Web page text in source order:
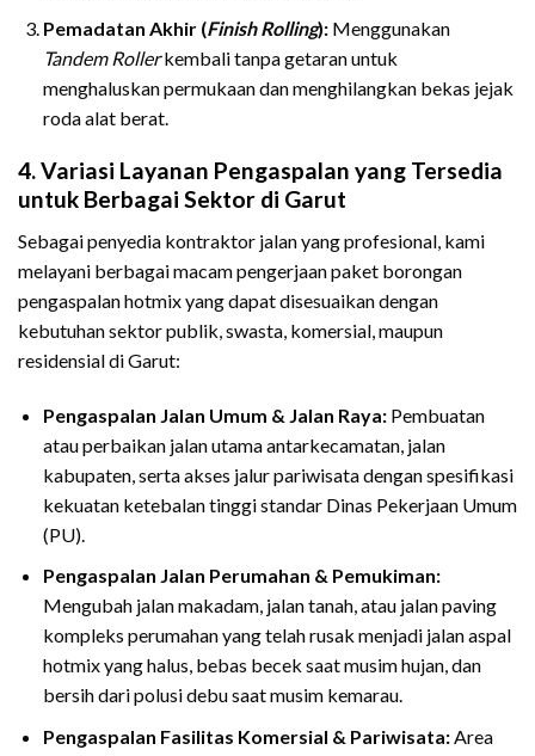
Pemadatan Akhir (Finish Rolling):Menggunakan
Tandem Rollerkembali tanpa getaran untuk
menghaluskan permukaan dan menghilangkan bekas jejak
roda alat berat.
4. Variasi Layanan Pengaspalan yang Tersedia
untuk Berbagai Sektor di Garut
Sebagai penyedia kontraktor jalan yang profesional, kami
melayani berbagai macam pengerjaan paket borongan
pengaspalan hotmix yang dapat disesuaikan dengan
kebutuhan sektor publik, swasta, komersial, maupun
residensial di Garut:
Pengaspalan Jalan Umum & Jalan Raya:Pembuatan
atau perbaikan jalan utama antarkecamatan, jalan
kabupaten, serta akses jalur pariwisata dengan spesifikasi
kekuatan ketebalan tinggi standar Dinas Pekerjaan Umum
(PU).
Pengaspalan Jalan Perumahan & Pemukiman:
Mengubah jalan makadam, jalan tanah, atau jalan paving
kompleks perumahan yang telah rusak menjadi jalan aspal
hotmix yang halus, bebas becek saat musim hujan, dan
bersih dari polusi debu saat musim kemarau.
Pengaspalan Fasilitas Komersial & Pariwisata:Area